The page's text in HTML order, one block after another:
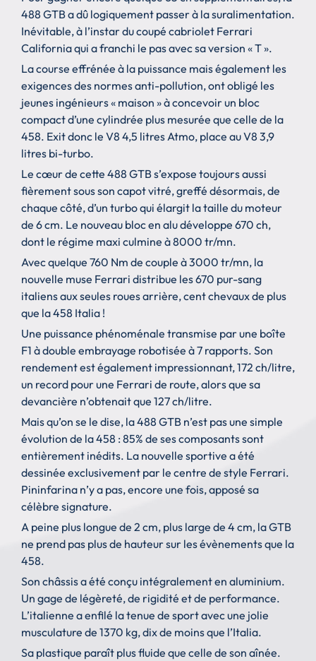
488 GTB a dû logiquement passer à la suralimentation.
Inévitable, à l’instar du coupé cabriolet Ferrari
California qui a franchi le pas avec sa version « T ».
La course effrénée à la puissance mais également les
exigences des normes anti-pollution, ont obligé les
jeunes ingénieurs « maison » à concevoir un bloc
compact d’une cylindrée plus mesurée que celle de la
458. Exit donc le V8 4,5 litres Atmo, place au V8 3,9
litres bi-turbo.
Le cœur de cette 488 GTB s’expose toujours aussi
fièrement sous son capot vitré, greffé désormais, de
chaque côté, d’un turbo qui élargit la taille du moteur
de 6 cm. Le nouveau bloc en alu développe 670 ch,
dont le régime maxi culmine à 8000 tr/mn.
Avec quelque 760 Nm de couple à 3000 tr/mn, la
nouvelle muse Ferrari distribue les 670 pur-sang
italiens aux seules roues arrière, cent chevaux de plus
que la 458 Italia !
Une puissance phénoménale transmise par une boîte
F1 à double embrayage robotisée à 7 rapports. Son
rendement est également impressionnant, 172 ch/litre,
un record pour une Ferrari de route, alors que sa
devancière n’obtenait que 127 ch/litre.
Mais qu’on se le dise, la 488 GTB n’est pas une simple
évolution de la 458 : 85% de ses composants sont
entièrement inédits. La nouvelle sportive a été
dessinée exclusivement par le centre de style Ferrari.
Pininfarina n’y a pas, encore une fois, apposé sa
célèbre signature.
A peine plus longue de 2 cm, plus large de 4 cm, la GTB
ne prend pas plus de hauteur sur les évènements que la
458.
Son châssis a été conçu intégralement en aluminium.
Un gage de légèreté, de rigidité et de performance.
L’italienne a enfilé la tenue de sport avec une jolie
musculature de 1370 kg, dix de moins que l’Italia.
Sa plastique paraît plus fluide que celle de son aînée.